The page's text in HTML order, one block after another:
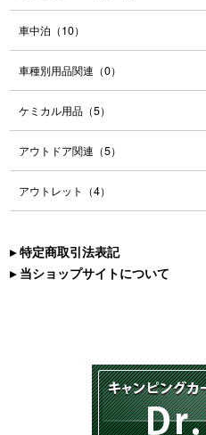
車中泊 （10）
車種別用品関連 （0）
ケミカル用品 （5）
アウトドア関連 （5）
アウトレット （4）
▸ 特定商取引法表記
▸ 当ショップサイトについて